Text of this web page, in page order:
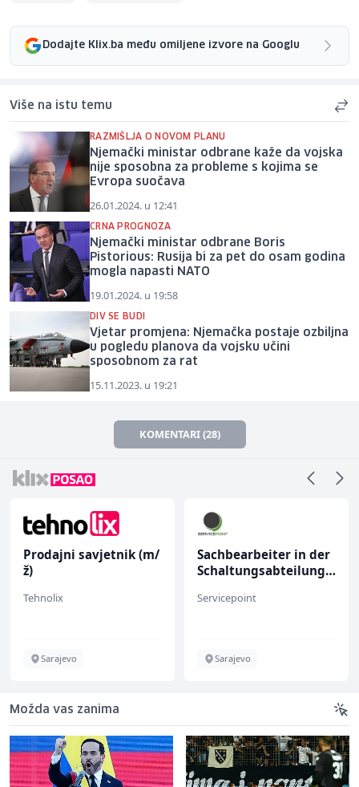
Dodajte Klix.ba među omiljene izvore na Googlu
Više na istu temu
RAZMIŠLJA O NOVOM PLANU
Njemački ministar odbrane kaže da vojska
nije sposobna za probleme s kojima se
Evropa suočava
26.01.2024. u 12:41
CRNA PROGNOZA
Njemački ministar odbrane Boris
Pistorious: Rusija bi za pet do osam godina
mogla napasti NATO
19.01.2024. u 19:58
DIV SE BUDI
Vjetar promjena: Njemačka postaje ozbiljna
u pogledu planova da vojsku učini
sposobnom za rat
15.11.2023. u 19:21
KOMENTARI (28)
Prodajni savjetnik (m/
ž)
Tehnolix
Sarajevo
Sachbearbeiter in der
Schaltungsabteilung
Servicepoint
Sarajevo
Možda vas zanima